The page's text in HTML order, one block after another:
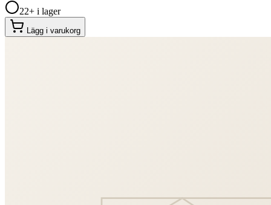
22+ i lager
Lägg i varukorg